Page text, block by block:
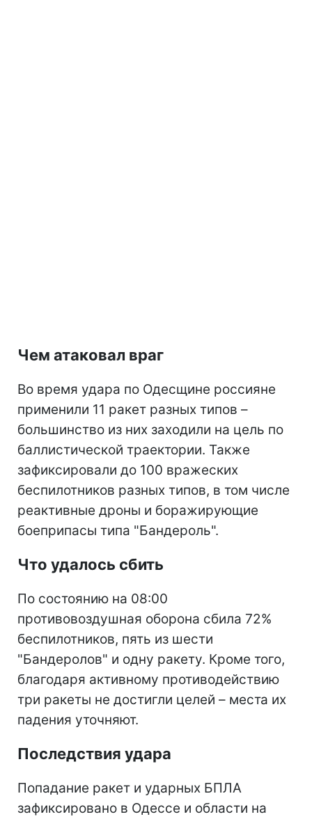
Чем атаковал враг
Во время удара по Одесщине россияне
применили 11 ракет разных типов –
большинство из них заходили на цель по
баллистической траектории. Также
зафиксировали до 100 вражеских
беспилотников разных типов, в том числе
реактивные дроны и боражирующие
боеприпасы типа "Бандероль".
Что удалось сбить
По состоянию на 08:00
противовоздушная оборона сбила 72%
беспилотников, пять из шести
"Бандеролов" и одну ракету. Кроме того,
благодаря активному противодействию
три ракеты не достигли целей – места их
падения уточняют.
Последствия удара
Попадание ракет и ударных БПЛА
зафиксировано в Одессе и области на